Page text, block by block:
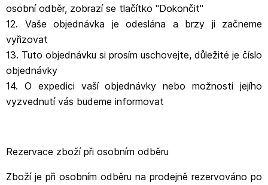
osobní odběr, zobrazí se tlačítko "Dokončit"
12. Vaše objednávka je odeslána a brzy ji začneme
vyřizovat
13. Tuto objednávku si prosím uschovejte, důležité je číslo
objednávky
14. O expedici vaší objednávky nebo možnosti jejího
vyzvednutí vás budeme informovat
Rezervace zboží při osobním odběru
Zboží je při osobním odběru na prodejně rezervováno po